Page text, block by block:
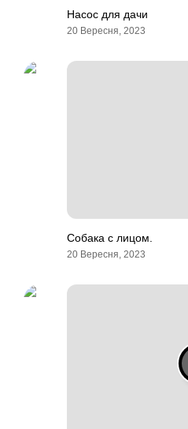
Насос для дачи
20 Вересня, 2023
Собака с лицом.
20 Вересня, 2023